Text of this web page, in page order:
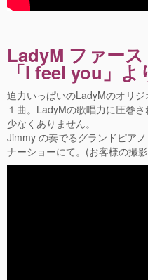
LadyM ファー
「I feel you」
迫力いっぱいのLadyMのオリ
１曲。LadyMの歌唱力に圧巻
少なくありません。
Jimmy の奏でるグランドピア
ナーショーにて。(お客様の撮